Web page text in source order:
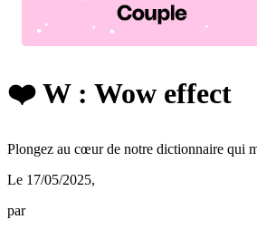
❤️ W : Wow effect
Plongez au cœur de notre dictionnaire qui
Le 17/05/2025,
par